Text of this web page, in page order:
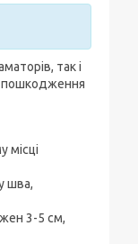
так і
пошкодження
місці
шва,
3-5 см,